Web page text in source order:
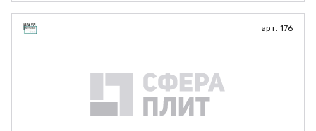
арт. 176